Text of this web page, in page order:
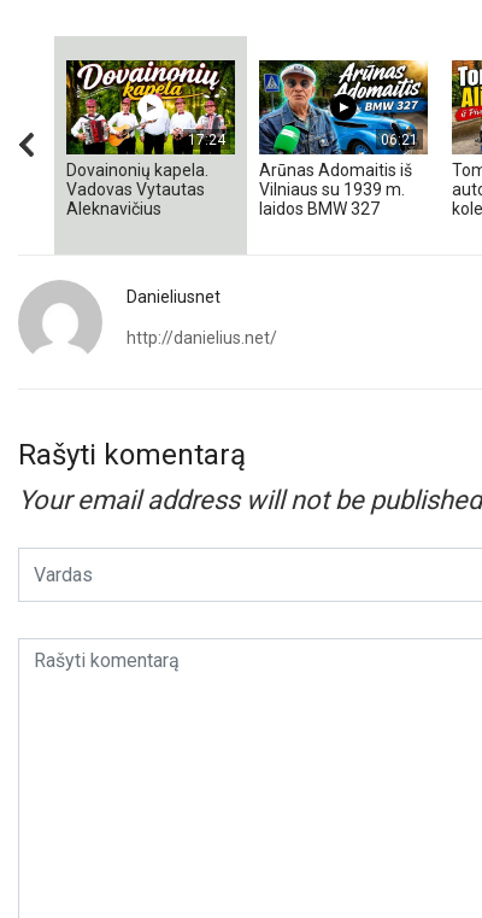
17:24
Dovainonių kapela.
Vadovas Vytautas
Aleknavičius
06:21
Arūnas Adomaitis iš
Vilniaus su 1939 m.
laidos BMW 327
Danieliusnet
http://danielius.net/
Rašyti komentarą
Your email address will not be